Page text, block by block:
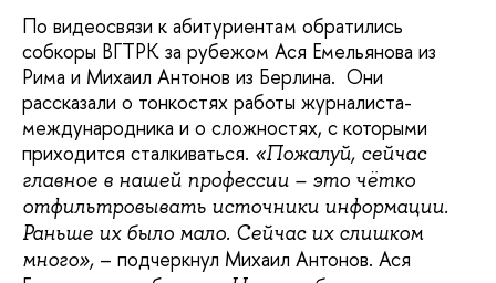
По видеосвязи к абитуриентам обратились
собкоры ВГТРК за рубежом Ася Емельянова из
Рима и Михаил Антонов из Берлина. Они
рассказали о тонкостях работы журналиста-
международника и о сложностях, с которыми
приходится сталкиваться. «Пожалуй, сейчас
главное в нашей профессии – это чётко
отфильтровывать источники информации.
Раньше их было мало. Сейчас их слишком
много», – подчеркнул Михаил Антонов. Ася